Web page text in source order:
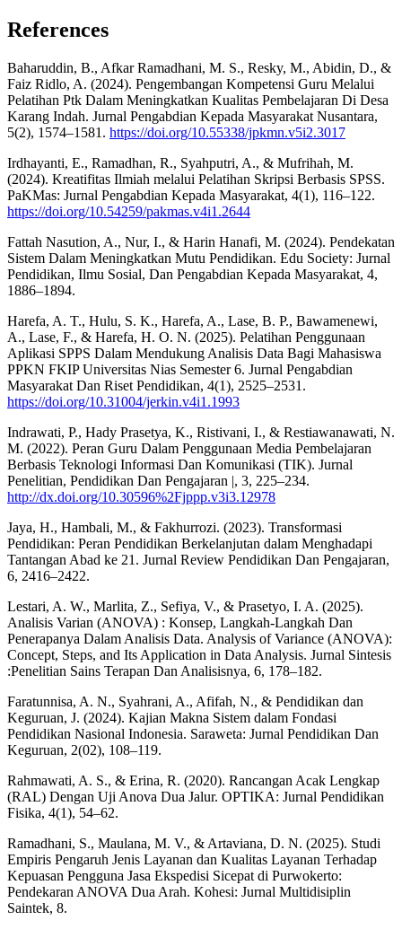
References
Baharuddin, B., Afkar Ramadhani, M. S., Resky, M., Abidin, D., &
Faiz Ridlo, A. (2024). Pengembangan Kompetensi Guru Melalui
Pelatihan Ptk Dalam Meningkatkan Kualitas Pembelajaran Di Desa
Karang Indah. Jurnal Pengabdian Kepada Masyarakat Nusantara,
5(2), 1574–1581. https://doi.org/10.55338/jpkmn.v5i2.3017
Irdhayanti, E., Ramadhan, R., Syahputri, A., & Mufrihah, M.
(2024). Kreatifitas Ilmiah melalui Pelatihan Skripsi Berbasis SPSS.
PaKMas: Jurnal Pengabdian Kepada Masyarakat, 4(1), 116–122.
https://doi.org/10.54259/pakmas.v4i1.2644
Fattah Nasution, A., Nur, I., & Harin Hanafi, M. (2024). Pendekatan
Sistem Dalam Meningkatkan Mutu Pendidikan. Edu Society: Jurnal
Pendidikan, Ilmu Sosial, Dan Pengabdian Kepada Masyarakat, 4,
1886–1894.
Harefa, A. T., Hulu, S. K., Harefa, A., Lase, B. P., Bawamenewi,
A., Lase, F., & Harefa, H. O. N. (2025). Pelatihan Penggunaan
Aplikasi SPPS Dalam Mendukung Analisis Data Bagi Mahasiswa
PPKN FKIP Universitas Nias Semester 6. Jurnal Pengabdian
Masyarakat Dan Riset Pendidikan, 4(1), 2525–2531.
https://doi.org/10.31004/jerkin.v4i1.1993
Indrawati, P., Hady Prasetya, K., Ristivani, I., & Restiawanawati, N.
M. (2022). Peran Guru Dalam Penggunaan Media Pembelajaran
Berbasis Teknologi Informasi Dan Komunikasi (TIK). Jurnal
Penelitian, Pendidikan Dan Pengajaran |, 3, 225–234.
http://dx.doi.org/10.30596%2Fjppp.v3i3.12978
Jaya, H., Hambali, M., & Fakhurrozi. (2023). Transformasi
Pendidikan: Peran Pendidikan Berkelanjutan dalam Menghadapi
Tantangan Abad ke 21. Jurnal Review Pendidikan Dan Pengajaran,
6, 2416–2422.
Lestari, A. W., Marlita, Z., Sefiya, V., & Prasetyo, I. A. (2025).
Analisis Varian (ANOVA) : Konsep, Langkah-Langkah Dan
Penerapanya Dalam Analisis Data. Analysis of Variance (ANOVA):
Concept, Steps, and Its Application in Data Analysis. Jurnal Sintesis
:Penelitian Sains Terapan Dan Analisisnya, 6, 178–182.
Faratunnisa, A. N., Syahrani, A., Afifah, N., & Pendidikan dan
Keguruan, J. (2024). Kajian Makna Sistem dalam Fondasi
Pendidikan Nasional Indonesia. Saraweta: Jurnal Pendidikan Dan
Keguruan, 2(02), 108–119.
Rahmawati, A. S., & Erina, R. (2020). Rancangan Acak Lengkap
(RAL) Dengan Uji Anova Dua Jalur. OPTIKA: Jurnal Pendidikan
Fisika, 4(1), 54–62.
Ramadhani, S., Maulana, M. V., & Artaviana, D. N. (2025). Studi
Empiris Pengaruh Jenis Layanan dan Kualitas Layanan Terhadap
Kepuasan Pengguna Jasa Ekspedisi Sicepat di Purwokerto:
Pendekaran ANOVA Dua Arah. Kohesi: Jurnal Multidisiplin
Saintek, 8.